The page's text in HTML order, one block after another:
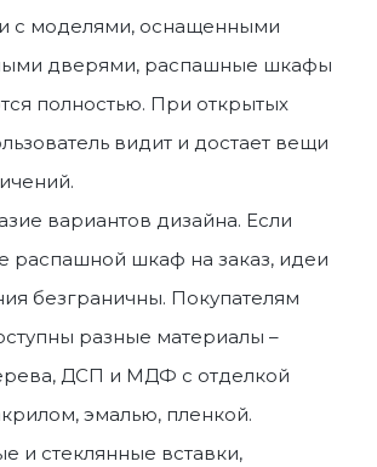
с моделями, оснащенными
дверями, распашные шкафы
полностью. При открытых
видит и достает вещи
вариантов дизайна. Если
распашной шкаф на заказ, идеи
безграничны. Покупателям
разные материалы –
ДСП и МДФ с отделкой
эмалью, пленкой.
и стеклянные вставки,